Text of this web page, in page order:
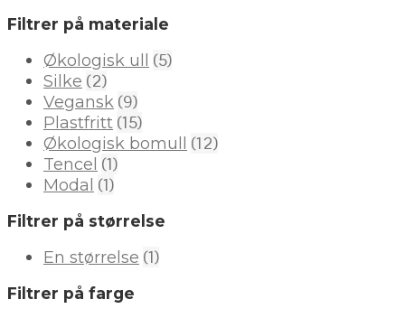
Filtrer på materiale
Økologisk ull (5)
Silke (2)
Vegansk (9)
Plastfritt (15)
Økologisk bomull (12)
Tencel (1)
Modal (1)
Filtrer på størrelse
En størrelse (1)
Filtrer på farge